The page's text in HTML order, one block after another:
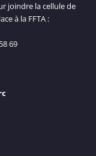
joindre la cellule de
à la FFTA :
69